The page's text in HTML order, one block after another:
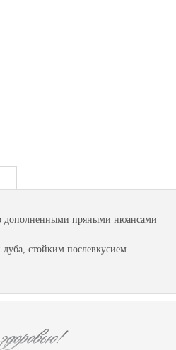
пряными нюансами
стойким послевкусием.